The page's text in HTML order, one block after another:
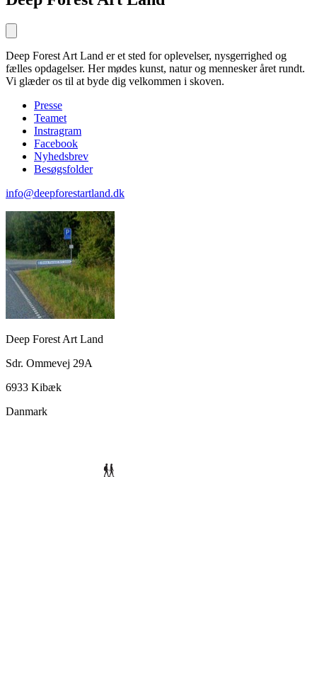
Deep Forest Art Land er et sted for oplevelser, nysgerrighed og
fælles opdagelser. Her mødes kunst, natur og mennesker året rundt.
Vi glæder os til at byde dig velkommen i skoven.
Presse
Teamet
Instragram
Facebook
Nyhedsbrev
Besøgsfolder
info@deepforestartland.dk
Deep Forest Art Land
Sdr. Ommevej 29A
6933 Kibæk
Danmark